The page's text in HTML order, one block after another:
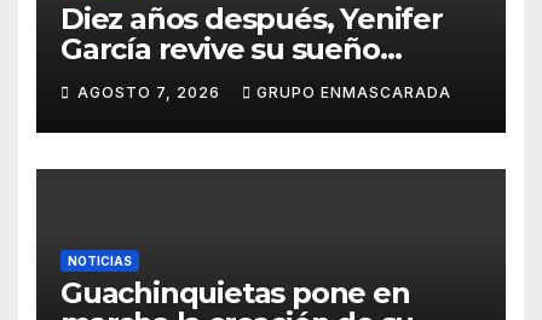
Diez años después, Yenifer
García revive su sueño
carnavalero en el vídeo de
presentación de San Juan de
la Rambla para el Grand Prix
AGOSTO 7, 2026 GRUPO ENMASCARADA
NOTICIAS
Guachinquietas pone en